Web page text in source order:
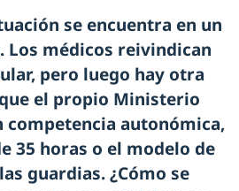
se encuentra en un
Los médicos reivindican
pero luego hay otra
el propio Ministerio
competencia autonómica,
35 horas o el modelo de
guardias. ¿Cómo se